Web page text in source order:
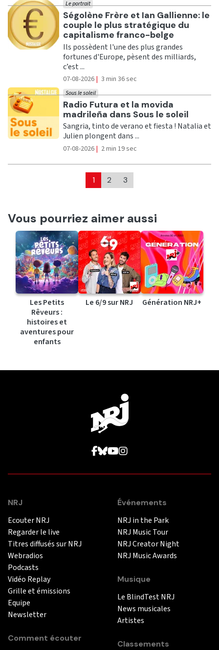
Ecouter
Ségolène Frère et Ian Gallienne: le
couple le plus stratégique du
capitalisme franco-belge
Le portrait
Ils possèdent l'une des plus grandes
fortunes d'Europe, pèsent des milliards,
c’est ...
07-08-2026 | 3 min 36 sec
Ecouter
Radio Futura et la movida
madrileña dans Sous le soleil
Sous le soleil
Sangria, tinto de verano et fiesta ! Natalia et
Julien plongent dans ...
07-08-2026 | 2 min 19 sec
1 2 3
Vous pourriez aimer aussi
Les Petits
Rêveurs :
histoires et
aventures pour
enfants
Le 6/9 sur NRJ Génération NRJ+
NRJ
Ecouter NRJ
Regarder le live
Titres diffusés sur NRJ
Webradios
Podcasts
Vidéo Replay
Grille et émissions
Equipe
Newsletter
Comment écouter
Événements
NRJ in the Park
NRJ Music Tour
NRJ Creator Night
NRJ Music Awards
Musique
Le BlindTest NRJ
News musicales
Artistes
Classements